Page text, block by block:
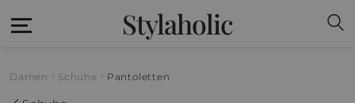
Stylaholic
Damen Schuhe Pantoletten